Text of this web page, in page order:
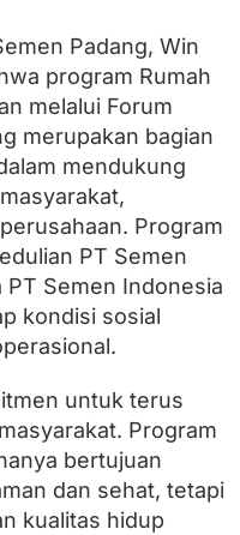
Padang, Win
program Rumah
melalui Forum
merupakan bagian
mendukung
Program
PT Semen
PT Semen Indonesia
kondisi sosial
untuk terus
Program
bertujuan
dan sehat, tetapi
kualitas hidup